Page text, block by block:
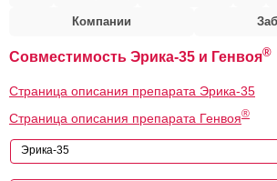
Компании
Совместимость Эрика-35 и Генвоя®
Страница описания препарата Эрика-35
Страница описания препарата Генвоя®